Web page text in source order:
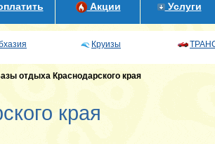
Акции Услуги
Круизы
отдыха Краснодарского края
края